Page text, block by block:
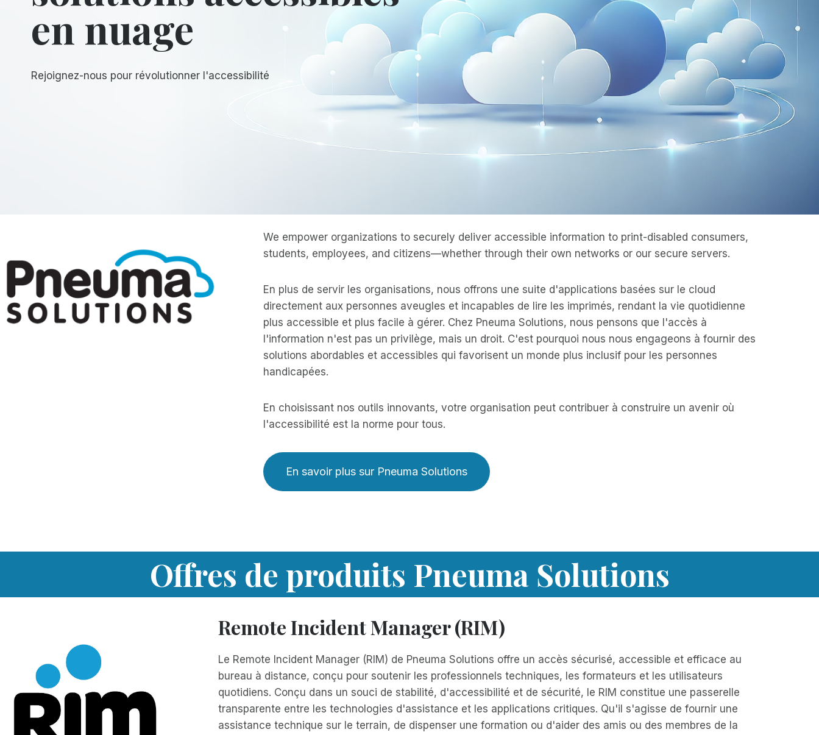
en nuage
Rejoignez-nous pour révolutionner l'accessibilité
We empower organizations to securely deliver accessible information to print-disabled consumers,
students, employees, and citizens—whether through their own networks or our secure servers.
En plus de servir les organisations, nous offrons une suite d'applications basées sur le cloud
directement aux personnes aveugles et incapables de lire les imprimés, rendant la vie quotidienne
plus accessible et plus facile à gérer. Chez Pneuma Solutions, nous pensons que l'accès à
l'information n'est pas un privilège, mais un droit. C'est pourquoi nous nous engageons à fournir des
solutions abordables et accessibles qui favorisent un monde plus inclusif pour les personnes
handicapées.
En choisissant nos outils innovants, votre organisation peut contribuer à construire un avenir où
l'accessibilité est la norme pour tous.
En savoir plus sur Pneuma Solutions
Offres de produits Pneuma Solutions
Remote Incident Manager (RIM)
Le Remote Incident Manager (RIM) de Pneuma Solutions offre un accès sécurisé, accessible et efficace au
bureau à distance, conçu pour soutenir les professionnels techniques, les formateurs et les utilisateurs
quotidiens. Conçu dans un souci de stabilité, d'accessibilité et de sécurité, le RIM constitue une passerelle
transparente entre les technologies d'assistance et les applications critiques. Qu'il s'agisse de fournir une
assistance technique sur le terrain, de dispenser une formation ou d'aider des amis ou des membres de la